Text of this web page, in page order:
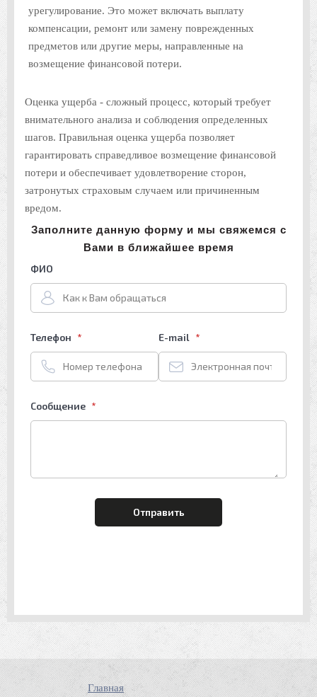
урегулирование. Это может включать выплату
компенсации, ремонт или замену поврежденных
предметов или другие меры, направленные на
возмещение финансовой потери.
Оценка ущерба - сложный процесс, который требует
внимательного анализа и соблюдения определенных
шагов. Правильная оценка ущерба позволяет
гарантировать справедливое возмещение финансовой
потери и обеспечивает удовлетворение сторон,
затронутых страховым случаем или причиненным
вредом.
Заполните данную форму и мы свяжемся с
Вами в ближайшее время
ФИО
Телефон E-mail
Сообщение
Главная